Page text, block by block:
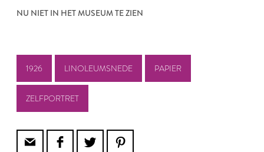
NU NIET IN HET MUSEUM TE ZIEN
1926 LINOLEUMSNEDE PAPIER
ZELFPORTRET